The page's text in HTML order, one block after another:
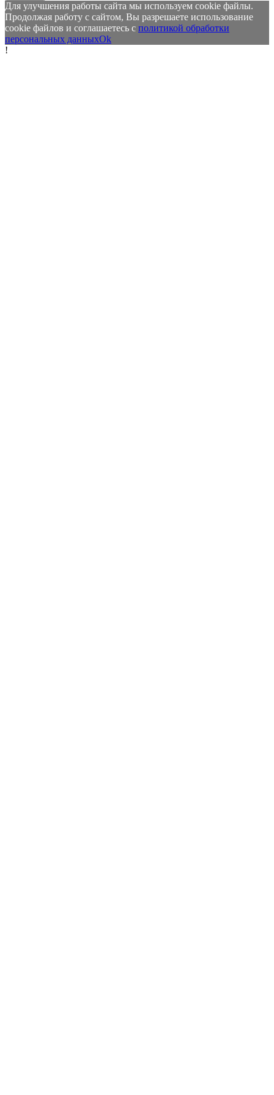
Для улучшения работы сайта мы используем cookie файлы.
Продолжая работу с сайтом, Вы разрешаете использование
cookie файлов и соглашаетесь с политикой обработки
персональных данныхOk
!